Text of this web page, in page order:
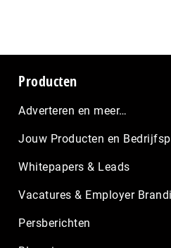
Producten
Adverteren en meer…
Jouw Producten en
Whitepapers & Leads
Vacatures & Employer
Persberichten